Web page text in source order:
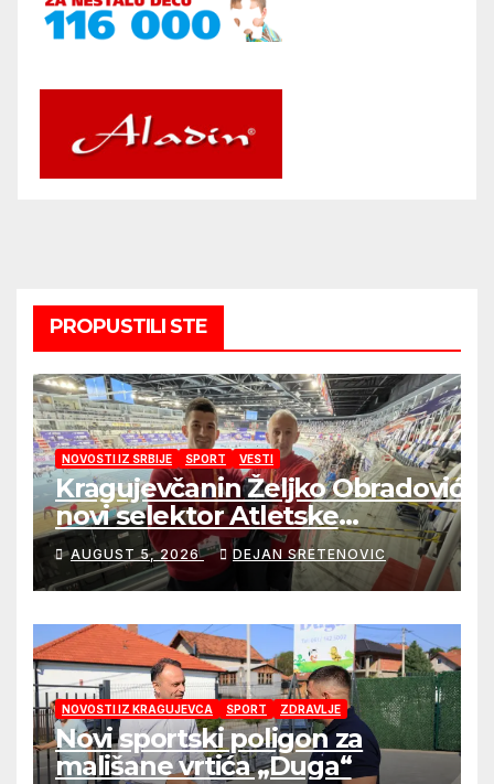
PROPUSTILI STE
NOVOSTI IZ SRBIJE SPORT VESTI
Kragujevčanin Željko Obradović
novi selektor Atletske
reprezentacije Srbije
AUGUST 5, 2026 DEJAN SRETENOVIC
NOVOSTI IZ KRAGUJEVCA SPORT ZDRAVLJE
Novi sportski poligon za
mališane vrtića „Duga“